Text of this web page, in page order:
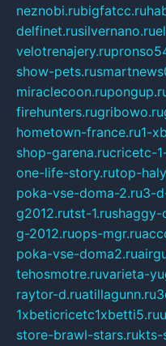
neznobi.rubigfatcc.ru
delfinet.rusilvernano.ru
velotrenajery.ru
show-pets.ru
miraclecoon.ru
firehunters.rugribowo.ru
hometown-france.ru1-
shop-garena.rucricetc-
one-life-story.rutop-
poka-vse-doma-2.ru3-
g2012.rutst-1.rushaggy-
g-2012.ruops-mgr.ru
poka-vse-doma2.ru
tehosmotre.ruvarieta-
raytor-d.ruatillagunn.ru
1xbeticricetc1xbetti5.ru
store-brawl-stars.rukts-